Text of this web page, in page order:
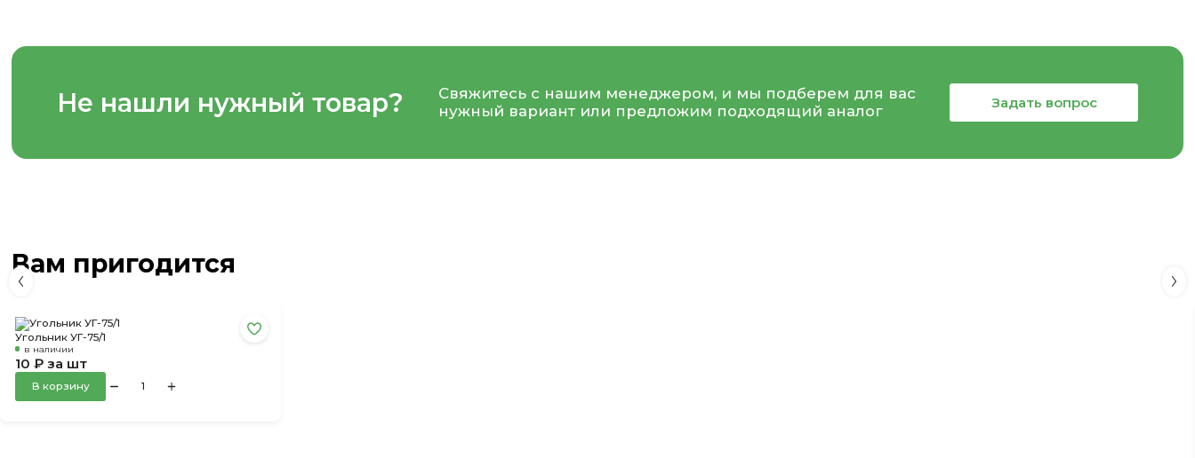
Не нашли нужный товар?
Свяжитесь с нашим менеджером, и мы подберем для вас
нужный вариант или предложим подходящий аналог
Задать вопрос
Вам пригодится
Угольник УГ-75/1
в наличии
10 ₽ за шт
В корзину